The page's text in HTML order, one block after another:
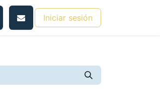
Iniciar sesión